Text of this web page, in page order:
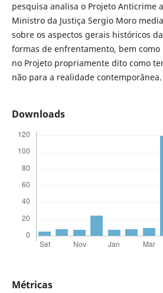
pesquisa analisa o Projeto Anticrime
Ministro da Justiça Sergio Moro
sobre os aspectos gerais históricos
formas de enfrentamento, bem
no Projeto propriamente dito como
não para a realidade contemporânea.
Downloads
Métricas